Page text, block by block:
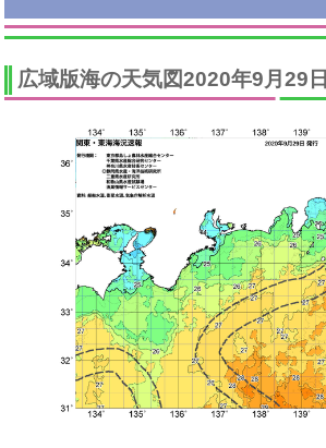
広域版海の天気図2020年9月29日